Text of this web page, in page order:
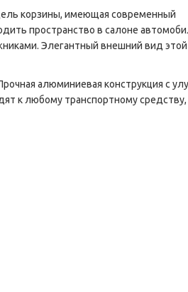
корзины, имеющая современный
пространство в салоне
Элегантный внешний вид
алюминиевая конструкция с
к любому транспортному